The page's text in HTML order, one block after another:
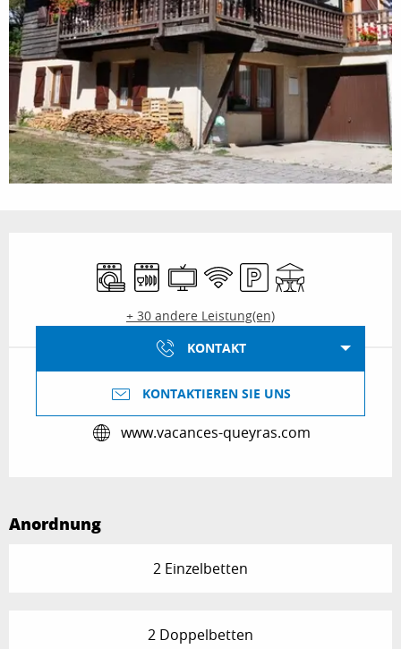
Waschmaschine
Geschirrspülmaschine
Fernsehen
Wi-Fi ParkplatzTerrasse
+ 30 andere Leistung(en)
KONTAKT
KONTAKTIEREN SIE UNS
www.vacances-queyras.com
Anordnung
2 Einzelbetten
2 Doppelbetten